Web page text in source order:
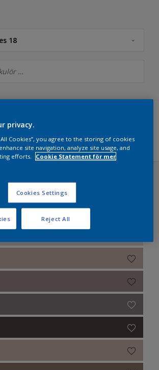
18
Kulörer
2026 – The rhythm of blues
– Årets kulör 2025
2024 - Nordsjö Sweet Embrace™
Nordsjö Colour of the Year 2022
20
Futures 18 (40 färger)
The Heart Wood Home
privacy.
All Cookies”, you agree to the storing of cookies
site navigation, analyze site usage, and
efforts.
Cookie Statement för mer
Cookies Settings
Reject All